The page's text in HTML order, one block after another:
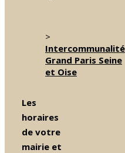
>
Intercommunalité
Grand Paris Seine
et Oise
Les
horaires
de votre
mairie et